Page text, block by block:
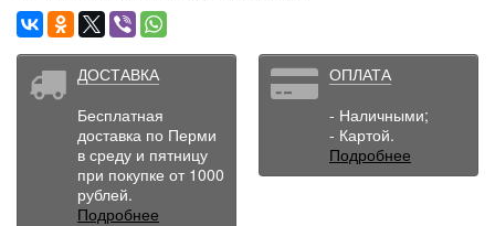
ДОСТАВКА
Бесплатная
доставка по Перми
в среду и пятницу
при покупке от 1000
рублей.
Подробнее
ОПЛАТА
- Наличными;
- Картой.
Подробнее